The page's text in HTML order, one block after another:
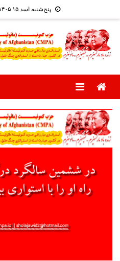
to
content
پنج‌شنبه اسد ۱۵ ۱۴۰۵
Menu